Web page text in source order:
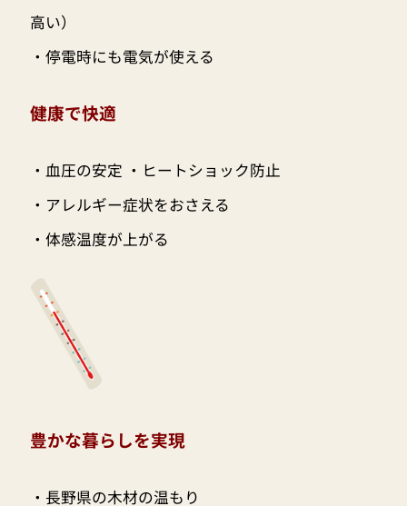
高い）
・停電時にも電気が使える
健康で快適
・血圧の安定 ・ヒートショック防止
・アレルギー症状をおさえる
・体感温度が上がる
豊かな暮らしを実現
・長野県の木材の温もり